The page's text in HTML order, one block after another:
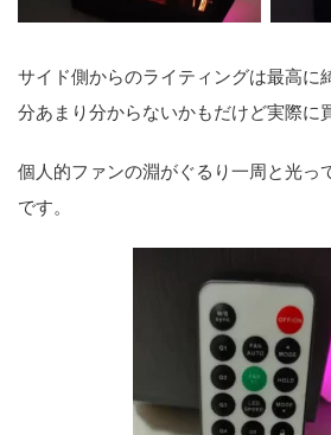
サイド側からのライティングは最高に
分あまり分からないかもだけど実際に
個人的ファンの淵がぐるり一周と光っ
です。